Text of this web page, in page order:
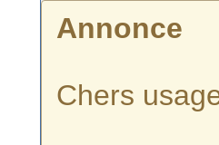
Annonce
Chers